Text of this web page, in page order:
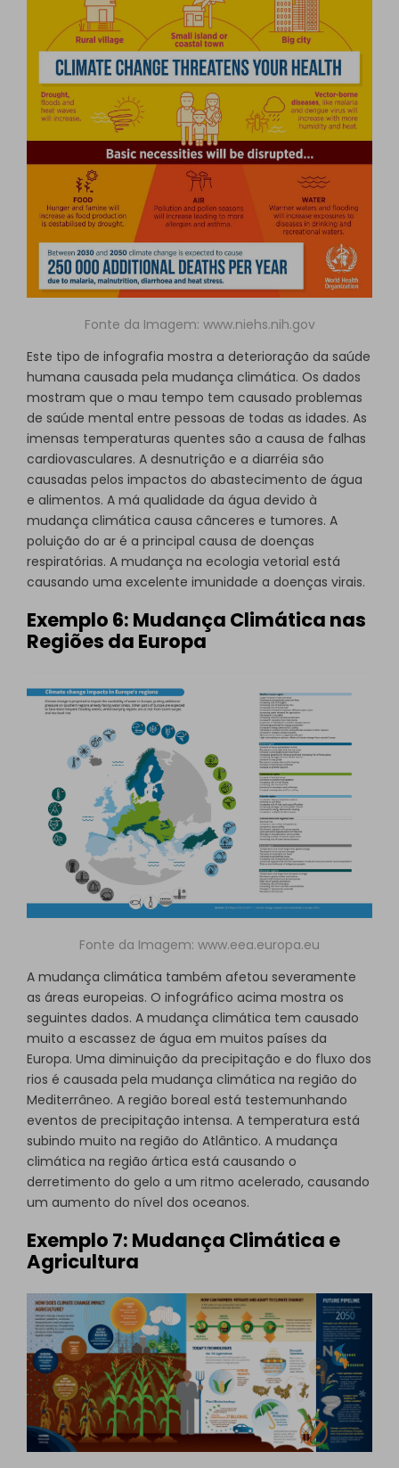
Fonte da Imagem: www.niehs.nih.gov
Este tipo de infografia mostra a deterioração da saúde
humana causada pela mudança climática. Os dados
mostram que o mau tempo tem causado problemas
de saúde mental entre pessoas de todas as idades. As
imensas temperaturas quentes são a causa de falhas
cardiovasculares. A desnutrição e a diarréia são
causadas pelos impactos do abastecimento de água
e alimentos. A má qualidade da água devido à
mudança climática causa cânceres e tumores. A
poluição do ar é a principal causa de doenças
respiratórias. A mudança na ecologia vetorial está
causando uma excelente imunidade a doenças virais.
Exemplo 6: Mudança Climática nas
Regiões da Europa
Fonte da Imagem: www.eea.europa.eu
A mudança climática também afetou severamente
as áreas europeias. O infográfico acima mostra os
seguintes dados. A mudança climática tem causado
muito a escassez de água em muitos países da
Europa. Uma diminuição da precipitação e do fluxo dos
rios é causada pela mudança climática na região do
Mediterrâneo. A região boreal está testemunhando
eventos de precipitação intensa. A temperatura está
subindo muito na região do Atlântico. A mudança
climática na região ártica está causando o
derretimento do gelo a um ritmo acelerado, causando
um aumento do nível dos oceanos.
Exemplo 7: Mudança Climática e
Agricultura